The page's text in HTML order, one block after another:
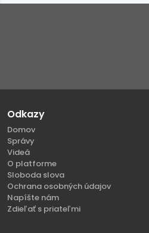
Odkazy
Domov
Správy
Videá
O platforme
Sloboda slova
Ochrana osobných údajov
Napíšte nám
Zdieľať s priateľmi